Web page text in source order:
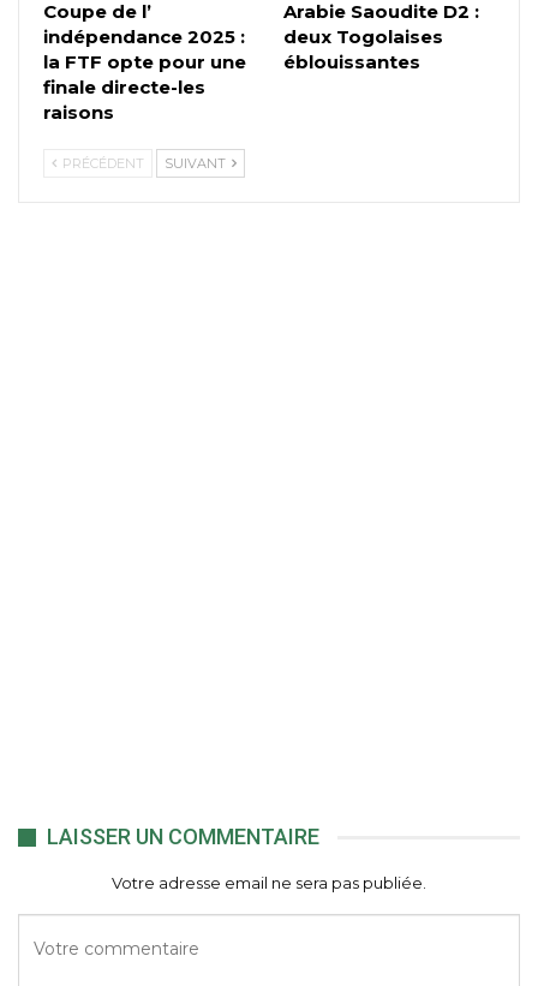
Coupe de l’
indépendance 2025 :
la FTF opte pour une
finale directe-les
raisons
Arabie Saoudite D2 :
deux Togolaises
éblouissantes
PRÉCÉDENT SUIVANT
LAISSER UN COMMENTAIRE
Votre adresse email ne sera pas publiée.